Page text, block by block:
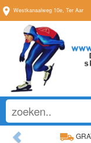
Westkanaalweg 10e, Ter Aar
Previous